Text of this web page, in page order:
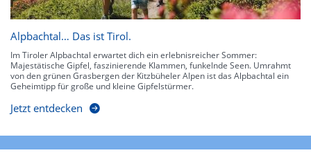
Alpbachtal… Das ist Tirol.
Im Tiroler Alpbachtal erwartet dich ein erlebnisreicher Sommer:
Majestätische Gipfel, faszinierende Klammen, funkelnde Seen. Umrahmt
von den grünen Grasbergen der Kitzbüheler Alpen ist das Alpbachtal ein
Geheimtipp für große und kleine Gipfelstürmer.
Jetzt entdecken